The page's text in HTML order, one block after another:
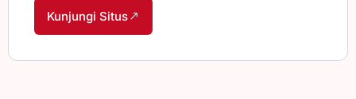
Kunjungi Situs